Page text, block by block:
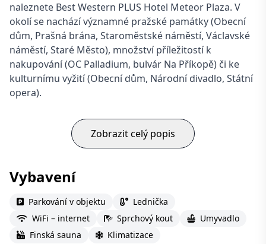
naleznete Best Western PLUS Hotel Meteor Plaza. V
okolí se nachází významné pražské památky (Obecní
dům, Prašná brána, Staroměstské náměstí, Václavské
náměstí, Staré Město), množství příležitostí k
nakupování (OC Palladium, bulvár Na Příkopě) či ke
kulturnímu vyžití (Obecní dům, Národní divadlo, Státní
opera).
Zobrazit celý popis
Vybavení
Parkování v objektu
Lednička
WiFi – internet
Sprchový kout
Umyvadlo
Finská sauna
Klimatizace